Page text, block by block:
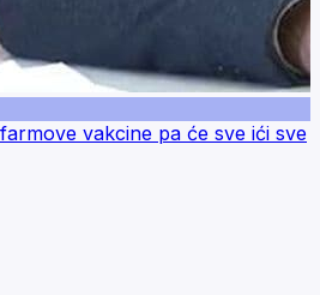
vakcine pa će sve ići sve